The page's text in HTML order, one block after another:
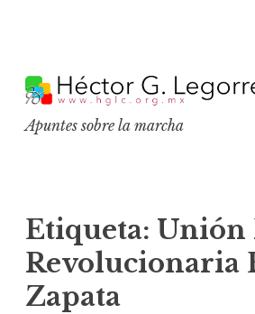
k
p
c
o
n
t
Apuntes sobre la marcha
Etiqueta: Unión
Revolucionaria
Zapata